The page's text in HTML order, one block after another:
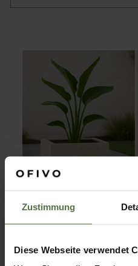
Zustimmung
Diese Webseite verwendet
INNEN ODER
Beides kann,